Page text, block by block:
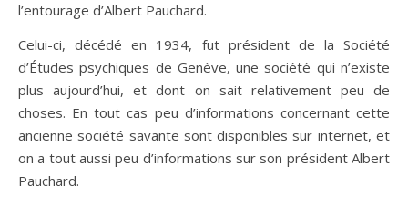
l’entourage d’Albert Pauchard.
Celui-ci, décédé en 1934, fut président de la Société
d’Études psychiques de Genève, une société qui n’existe
plus aujourd’hui, et dont on sait relativement peu de
choses. En tout cas peu d’informations concernant cette
ancienne société savante sont disponibles sur internet, et
on a tout aussi peu d’informations sur son président Albert
Pauchard.